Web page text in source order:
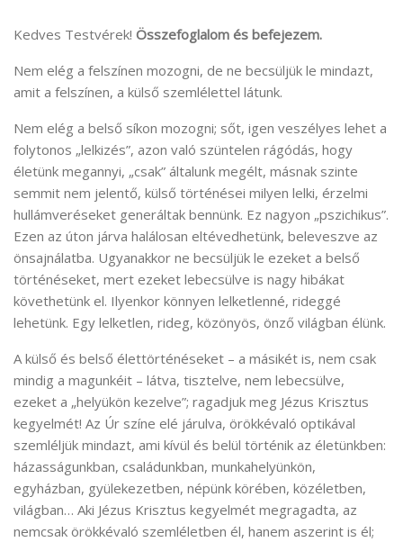
Kedves Testvérek! Összefoglalom és befejezem.
Nem elég a felszínen mozogni, de ne becsüljük le mindazt,
amit a felszínen, a külső szemlélettel látunk.
Nem elég a belső síkon mozogni; sőt, igen veszélyes lehet a
folytonos „lelkizés”, azon való szüntelen rágódás, hogy
életünk megannyi, „csak” általunk megélt, másnak szinte
semmit nem jelentő, külső történései milyen lelki, érzelmi
hullámveréseket generáltak bennünk. Ez nagyon „pszichikus”.
Ezen az úton járva halálosan eltévedhetünk, beleveszve az
önsajnálatba. Ugyanakkor ne becsüljük le ezeket a belső
történéseket, mert ezeket lebecsülve is nagy hibákat
követhetünk el. Ilyenkor könnyen lelketlenné, rideggé
lehetünk. Egy lelketlen, rideg, közönyös, önző világban élünk.
A külső és belső élettörténéseket – a másikét is, nem csak
mindig a magunkéit – látva, tisztelve, nem lebecsülve,
ezeket a „helyükön kezelve”; ragadjuk meg Jézus Krisztus
kegyelmét! Az Úr színe elé járulva, örökkévaló optikával
szemléljük mindazt, ami kívül és belül történik az életünkben:
házasságunkban, családunkban, munkahelyünkön,
egyházban, gyülekezetben, népünk körében, közéletben,
világban… Aki Jézus Krisztus kegyelmét megragadta, az
nemcsak örökkévaló szemléletben él, hanem aszerint is él;